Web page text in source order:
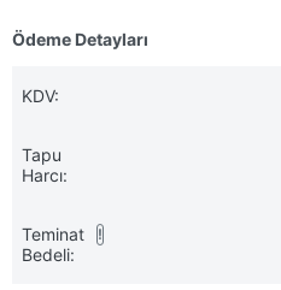
Ödeme Detayları
KDV:
Tapu
Harcı:
Teminat
Bedeli:
!